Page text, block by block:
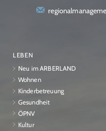
LEBEN
Neu im ARBERLAND
Wohnen
Kinderbetreuung
Gesundheit
ÖPNV
Kultur